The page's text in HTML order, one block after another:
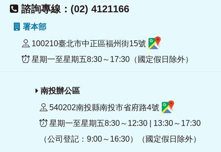
諮詢專線：(02) 4121166
署本部
100210臺北市中正區福州街15號
星期一至星期五8:30～17:30（國定假日除外）
南投辦公區
540202南投縣南投市省府路4號
星期一至星期五8:30～12:30 | 13:30～17:30
（公司登記：9:00～16:30）（國定假日除外）